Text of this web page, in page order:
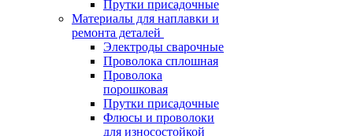
Прутки присадочные
Материалы для наплавки и
ремонта деталей
Электроды сварочные
Проволока сплошная
Проволока
порошковая
Прутки присадочные
Флюсы и проволоки
для износостойкой